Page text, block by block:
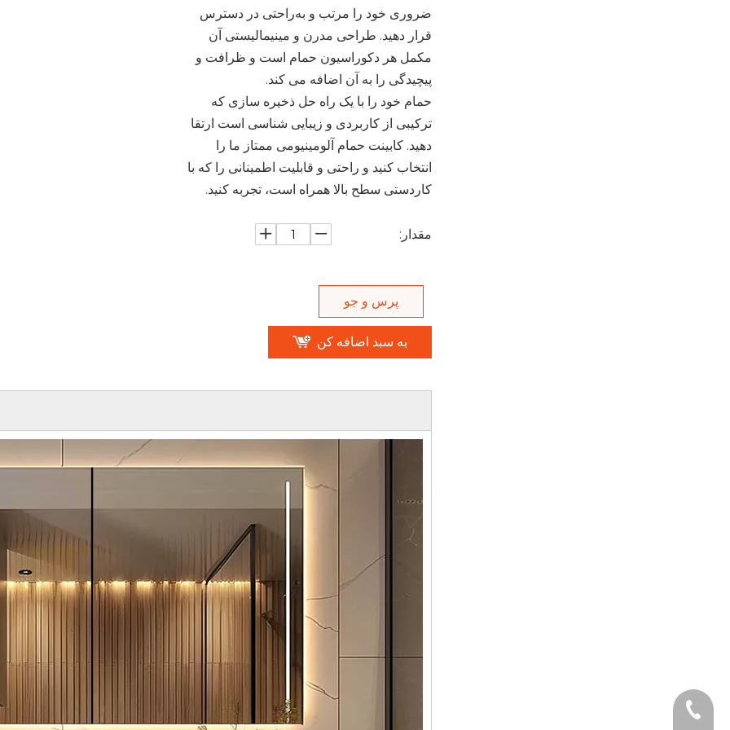
ضروری خود را مرتب و به‌راحتی در دسترس
قرار دهید. طراحی مدرن و مینیمالیستی آن
مکمل هر دکوراسیون حمام است و ظرافت و
پیچیدگی را به آن اضافه می کند.
حمام خود را با یک راه حل ذخیره سازی که
ترکیبی از کاربردی و زیبایی شناسی است ارتقا
دهید. کابینت حمام آلومینیومی ممتاز ما را
انتخاب کنید و راحتی و قابلیت اطمینانی را که با
کاردستی سطح بالا همراه است، تجربه کنید.
مقدار:
پرس و جو
به سبد اضافه کن